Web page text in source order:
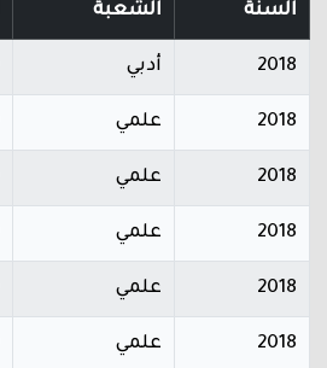
السنة الشعبة
2018 أدبي
2018 علمي
2018 علمي
2018 علمي
2018 علمي
2018 علمي